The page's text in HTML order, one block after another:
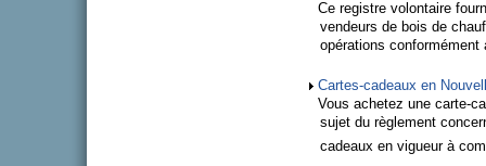
Ce registre volontaire
vendeurs de bois de
opérations conformément
Cartes-cadeaux en
Vous achetez une carte-
sujet du règlement
cadeaux en vigueur à